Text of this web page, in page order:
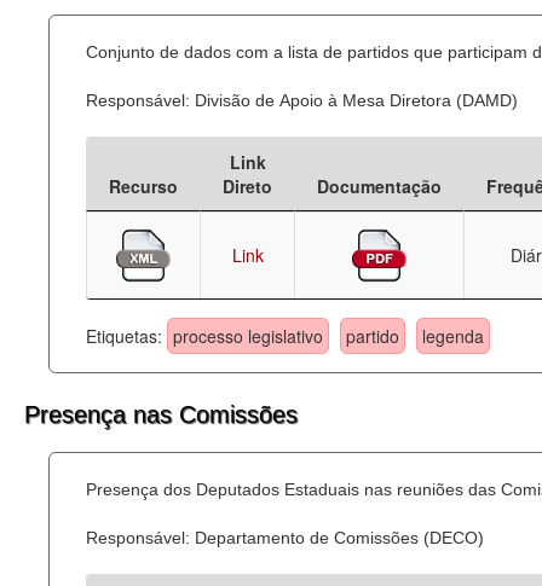
Conjunto de dados com a lista de partidos que participam
Responsável: Divisão de Apoio à Mesa Diretora (DAMD)
Recurso
Link
Direto
Documentação
Link
Etiquetas: processo legislativo partido legenda
Presença nas Comissões
Presença dos Deputados Estaduais nas reuniões das
Responsável: Departamento de Comissões (DECO)